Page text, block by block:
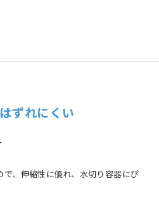
ずれにくい
で、伸縮性に優れ、水切り容器にぴ